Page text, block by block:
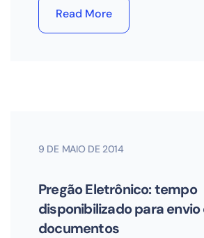
Read More
9 DE MAIO DE 2014
Pregão Eletrônico: tempo
disponibilizado para envio
documentos